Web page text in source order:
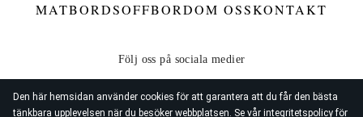
Den här hemsidan använder cookies för att garantera att du får den bästa
tänkbara upplevelsen när du besöker webbplatsen. Se vår integritetspolicyför
MATBORDSOFFBORDOM OSSKONTAKT